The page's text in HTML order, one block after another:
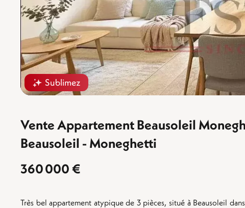
Sublimez
Vente Appartement Beausoleil
Beausoleil - Moneghetti
360 000 €
Très bel appartement atypique de 3 pièces, situé à Beausoleil